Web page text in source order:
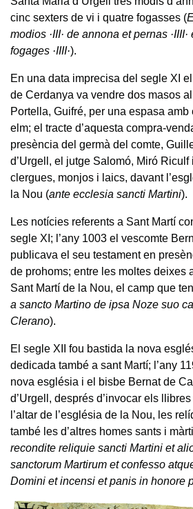
cinc sexters de vi i quatre fogasses (
modios ·III· de annona et pernas ·IIII·
fogages ·IIII·).
En una data imprecisa del segle XI
de Cerdanya va vendre dos masos
Portella, Guifré, per una espasa amb
elm; el tracte d’aquesta compra-
presència del germà del comte,
d’Urgell, el jutge Salomó, Miró Riculf
clergues, monjos i laics, davant
la Nou (ante ecclesia sancti Martini).
Les notícies referents a Sant Martí
segle XI; l’any 1003 el vescomte
publicava el seu testament en
de prohoms; entre les moltes deixes
Sant Martí de la Nou, el camp que
a sancto Martino de ipsa Noze suo
Clerano).
El segle XII fou bastida la nova
dedicada també a sant Martí; l’any
nova església i el bisbe Bernat de
d’Urgell, després d’invocar els
l’altar de l’església de la Nou, les
també les d’altres homes sants i
recondite reliquie sancti Martini et
sanctorum Martirum et confesso
Domini et incensi et panis in honore